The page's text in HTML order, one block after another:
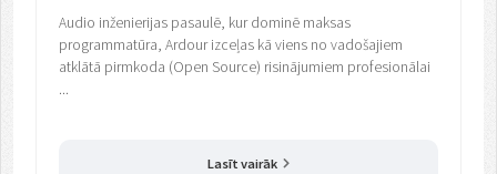
Audio inženierijas pasaulē, kur dominē maksas
programmatūra, Ardour izceļas kā viens no vadošajiem
atklātā pirmkoda (Open Source) risinājumiem profesionālai
...
Lasīt vairāk